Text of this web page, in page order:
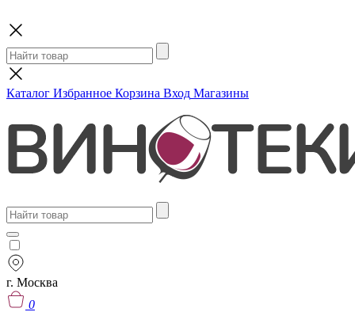
Каталог Избранное Корзина Вход Магазины
г. Москва
0